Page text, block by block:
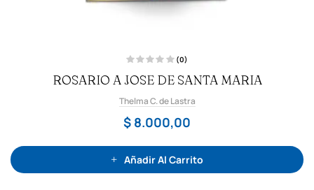
a
l
r
a
d
o
n
0
d
(0)
ROSARIO A JOSE DE SANTA MARIA
Thelma C. de Lastra
$ 8.000,00
Añadir Al Carrito